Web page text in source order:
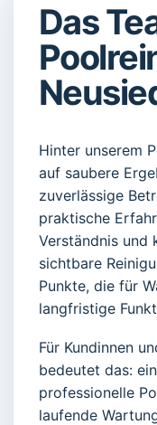
Das
Hinter unserem
auf saubere
zuverlässige
praktische
Verständnis und
sichtbare
Punkte, die für
langfristige
Für Kundinnen
bedeutet das:
professionelle
laufende